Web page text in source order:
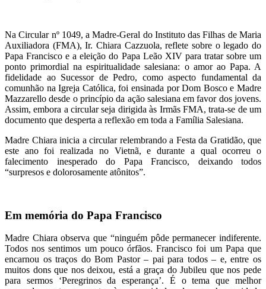
Na Circular nº 1049, a Madre-Geral do Instituto das Filhas de Maria
Auxiliadora (FMA), Ir. Chiara Cazzuola, reflete sobre o legado do
Papa Francisco e a eleição do Papa Leão XIV para tratar sobre um
ponto primordial na espiritualidade salesiana: o amor ao Papa. A
fidelidade ao Sucessor de Pedro, como aspecto fundamental da
comunhão na Igreja Católica, foi ensinada por Dom Bosco e Madre
Mazzarello desde o princípio da ação salesiana em favor dos jovens.
Assim, embora a circular seja dirigida às Irmãs FMA, trata-se de um
documento que desperta a reflexão em toda a Família Salesiana.
Madre Chiara inicia a circular relembrando a Festa da Gratidão, que
este ano foi realizada no Vietnã, e durante a qual ocorreu o
falecimento inesperado do Papa Francisco, deixando todos
“surpresos e dolorosamente atônitos”.
Em memória do Papa Francisco
Madre Chiara observa que “ninguém pôde permanecer indiferente.
Todos nos sentimos um pouco órfãos. Francisco foi um Papa que
encarnou os traços do Bom Pastor – pai para todos – e, entre os
muitos dons que nos deixou, está a graça do Jubileu que nos pede
para sermos ‘Peregrinos da esperança’. É o tema que melhor